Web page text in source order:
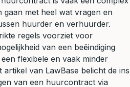
gaan met heel wat vragen en
huurder en verhuurder.
regels voorziet voor
van een beëindiging
flexibele en vaak minder
van LawBase belicht de ins
van een huurcontract via